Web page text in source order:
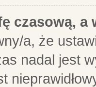
czasową,
a, że
nadal jest